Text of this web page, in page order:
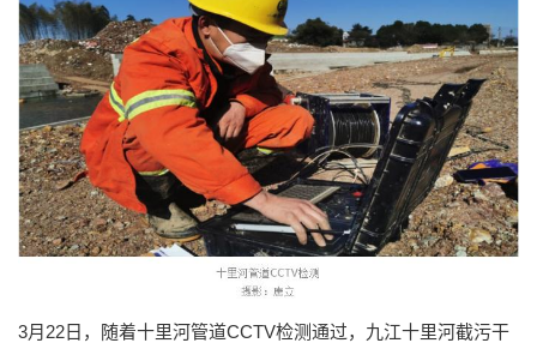
3月22日，随着十里河管道CCTV检测通过，九江十里河截污干